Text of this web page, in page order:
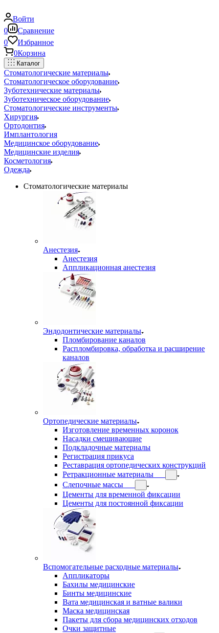
Войти
0
Сравнение
0
Избранное
0Корзина
Каталог
Стоматологические материалы
Стоматологическое оборудование
Зуботехнические материалы
Зуботехническое оборудование
Стоматологические инструменты
Хирургия
Ортодонтия
Имплантология
Медицинское оборудование
Медицинские изделия
Косметология
Одежда
Стоматологические материалы
Анестезия
Анестезия
Аппликационная анестезия
Эндодонтические материалы
Пломбирование каналов
Распломбировка, обработка и расширение
каналов
Ортопедические материалы
Изготовление временных коронок
Насадки смешивающие
Подкладочные материалы
Регистрация прикуса
Реставрация ортопедических конструкций
Ретракционные материалы
Слепочные массы
Цементы для временной фиксации
Цементы для постоянной фиксации
Вспомогательные расходные материалы
Аппликаторы
Бахилы медицинские
Бинты медицинские
Вата медицинская и ватные валики
Маска медицинская
Пакеты для сбора медицинских отходов
Очки защитные